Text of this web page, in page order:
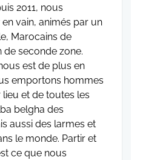
2011, nous
vain, animés par un
Marocains de
seconde zone.
est de plus en
emportons hommes
et de toutes les
belgha des
aussi des larmes et
le monde. Partir et
ce que nous